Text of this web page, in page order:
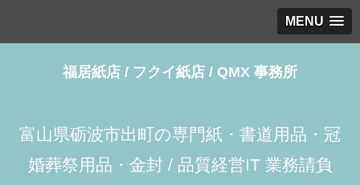
MENU
福居紙店 / フクイ紙店 / QMX 事務所
富山県砺波市出町の専門紙・書道用品・冠
婚葬祭用品・金封 / 品質経営IT 業務請負